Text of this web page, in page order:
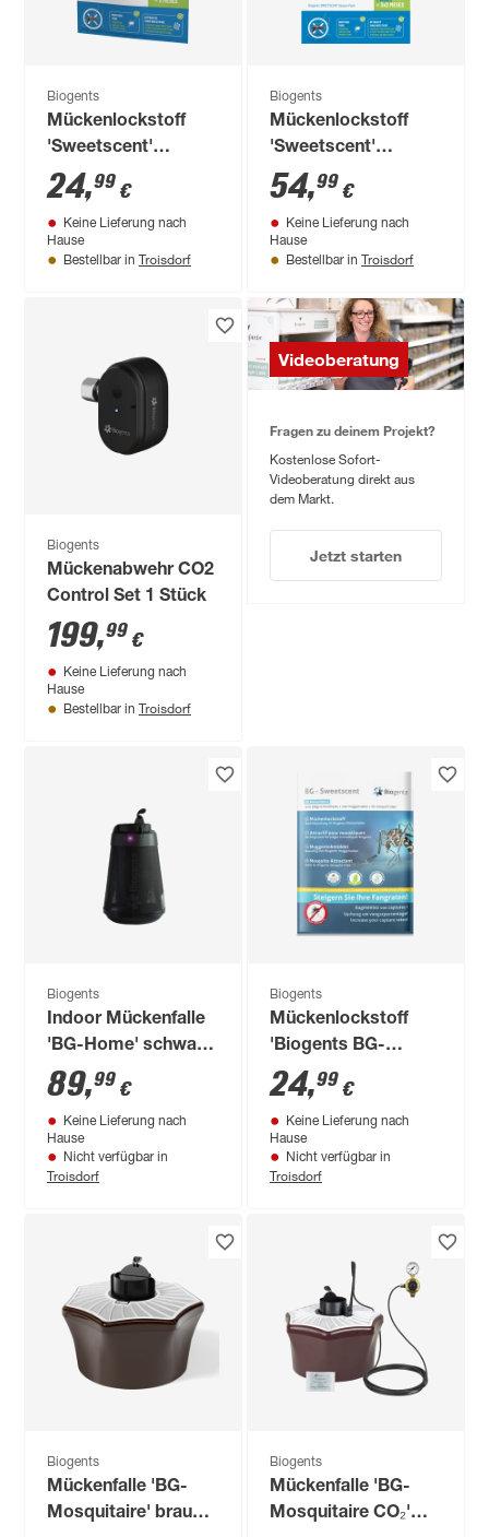
Biogents
Mückenlockstoff
'Sweetscent'
Nachfüllpackung 1
Stück
24,99 €
Keine Lieferung nach
Hause
Bestellbar in Troisdorf
Biogents
Mückenlockstoff
'Sweetscent'
Nachfüllpackung 1
Stück
54,99 €
Keine Lieferung nach
Hause
Bestellbar in Troisdorf
Biogents
Mückenabwehr CO2
Control Set 1 Stück
199,99 €
Keine Lieferung nach
Hause
Bestellbar in Troisdorf
Videoberatung
Fragen zu deinem Projekt?
Kostenlose Sofort-
Videoberatung direkt aus
dem Markt.
Jetzt starten
Biogents
Indoor Mückenfalle
'BG-Home' schwarz
Ø 19,5 cm
89,99 €
Keine Lieferung nach
Hause
Nicht verfügbar in
Troisdorf
Biogents
Mückenlockstoff
'Biogents BG-
Sweetscent'
Nachfüller für 2
Monate
24,99 €
Keine Lieferung nach
Hause
Nicht verfügbar in
Troisdorf
Biogents
Mückenfalle 'BG-
Mosquitaire' braun
Biogents
Mückenfalle 'BG-
Mosquitaire CO₂'